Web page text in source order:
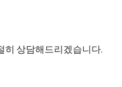
히 상담해드리겠습니다.